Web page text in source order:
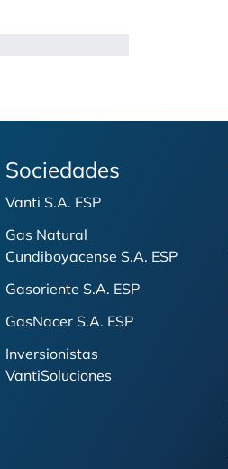
Sociedades
Vanti S.A. ESP
Gas Natural
Cundiboyacense S.A. ESP
Gasoriente S.A. ESP
GasNacer S.A. ESP
Inversionistas
VantiSoluciones